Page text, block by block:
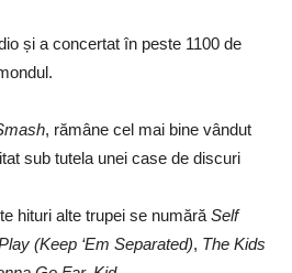
și a concertat în peste 1100 de
, rămâne cel mai bine vândut
sub tutela unei case de discuri
hituri alte trupei se numără Self
(Keep ‘Em Separated), The Kids